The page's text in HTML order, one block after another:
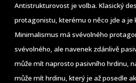
Antistrukturovost je volba. Klasický
protagonistu, kterému o něco jde a je
Minimalismus má svévolného
svévolného, ale navenek zdánlivě
může mít naprosto pasivního hrdinu,
může mít hrdinu, který je až posedle